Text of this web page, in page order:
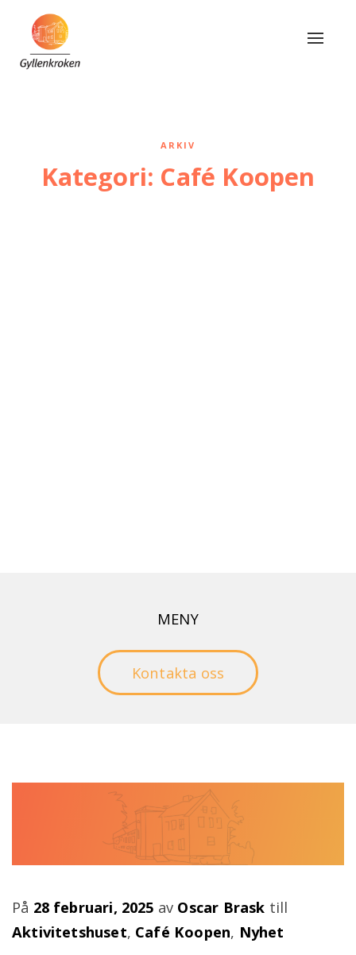
ARKIV
Kategori: Café Koopen
MENY
I Stiftelsen
Kontakta oss
På Publicerad
på
28 februari, 2025 av Oscar Brask till
Aktivitetshuset, Café Koopen, Nyhet